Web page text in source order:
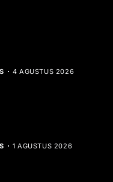
4 AGUSTUS 2026
1 AGUSTUS 2026